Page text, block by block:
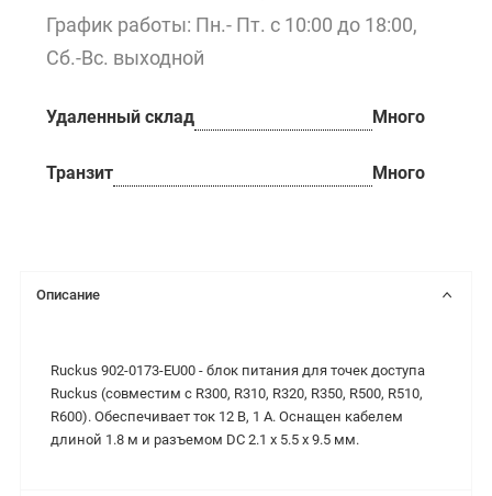
График работы: Пн.- Пт. с 10:00 до 18:00,
Сб.-Вс. выходной
Удаленный склад Много
Транзит Много
Описание
Ruckus 902-0173-EU00 - блок питания для точек доступа
Ruckus (совместим с R300, R310, R320, R350, R500, R510,
R600). Обеспечивает ток 12 В, 1 A. Оснащен кабелем
длиной 1.8 м и разъемом DC 2.1 х 5.5 х 9.5 мм.